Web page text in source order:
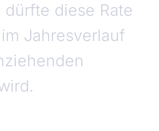
diese Rate
Jahresverlauf